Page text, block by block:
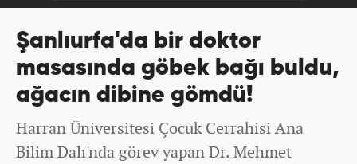
Şanlıurfa'da bir doktor
masasında göbek bağı buldu,
ağacın dibine gömdü!
Harran Üniversitesi Çocuk Cerrahisi Ana
Bilim Dalı'nda görev yapan Dr. Mehmet